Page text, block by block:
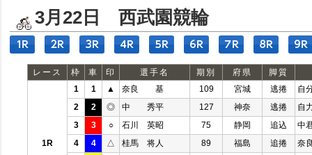
3月22日 西武園競輪
レース 枠 車 印 選手名 期別 府県 脚質
1R
1 1 ▲ 奈良 基 109 宮城 逃捲
自
2
2 ◎ 中 秀平 127 神奈 逃捲
自
3
3 ○ 石川 英昭 75 静岡 追込
中
4
4 △ 桂馬 将人 89 福島 追捲
奈